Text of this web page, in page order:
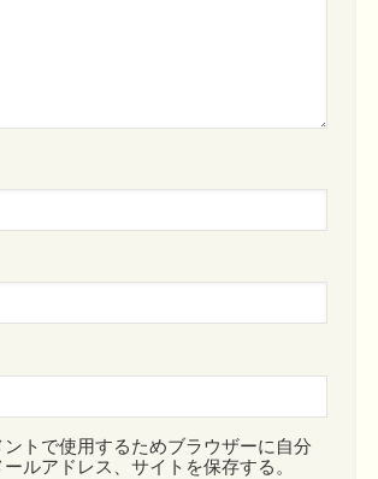
ントで使用するためブラウザーに自分
ルアドレス、サイトを保存する。